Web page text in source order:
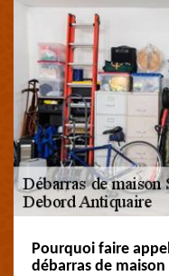
Pourquoi faire
débarras de maison